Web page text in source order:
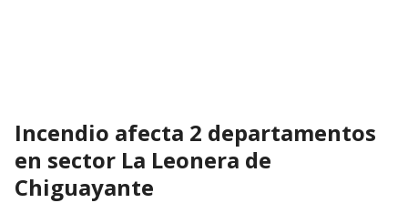
Incendio afecta 2 departamentos
en sector La Leonera de
Chiguayante